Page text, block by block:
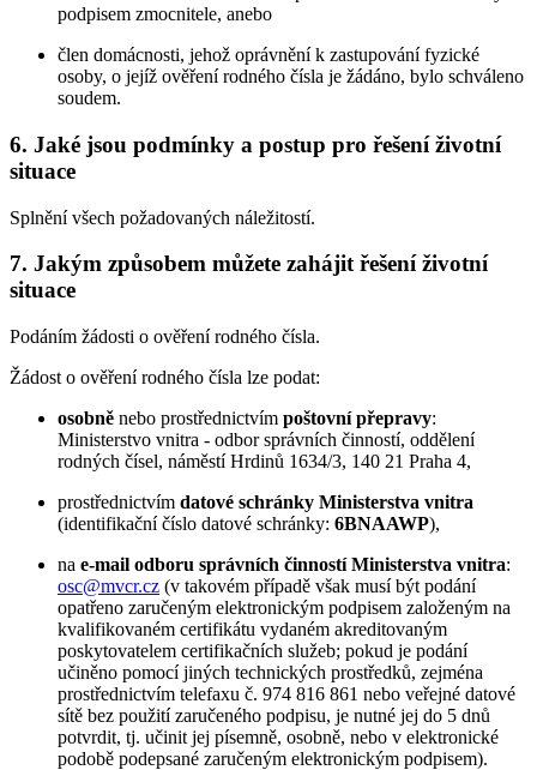
podpisem zmocnitele, anebo
člen domácnosti, jehož oprávnění k zastupování fyzické
osoby, o jejíž ověření rodného čísla je žádáno, bylo schváleno
soudem.
6. Jaké jsou podmínky a postup pro řešení životní
situace
Splnění všech požadovaných náležitostí.
7. Jakým způsobem můžete zahájit řešení životní
situace
Podáním žádosti o ověření rodného čísla.
Žádost o ověření rodného čísla lze podat:
osobně nebo prostřednictvím poštovní přepravy:
Ministerstvo vnitra - odbor správních činností, oddělení
rodných čísel, náměstí Hrdinů 1634/3, 140 21 Praha 4,
prostřednictvím datové schránky Ministerstva vnitra
(identifikační číslo datové schránky: 6BNAAWP),
na e-mail odboru správních činností Ministerstva vnitra:
osc@mvcr.cz (v takovém případě však musí být podání
opatřeno zaručeným elektronickým podpisem založeným na
kvalifikovaném certifikátu vydaném akreditovaným
poskytovatelem certifikačních služeb; pokud je podání
učiněno pomocí jiných technických prostředků, zejména
prostřednictvím telefaxu č. 974 816 861 nebo veřejné datové
sítě bez použití zaručeného podpisu, je nutné jej do 5 dnů
potvrdit, tj. učinit jej písemně, osobně, nebo v elektronické
podobě podepsané zaručeným elektronickým podpisem).